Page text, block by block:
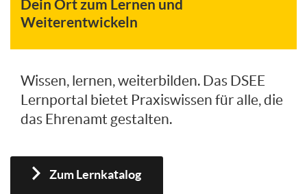
Dein Ort zum Lernen und
Weiterentwickeln
Wissen, lernen, weiterbilden. Das DSEE
Lernportal bietet Praxiswissen für alle, die
das Ehrenamt gestalten.
Zum Lernkatalog